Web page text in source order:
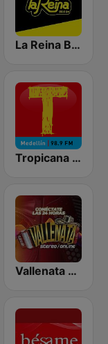
La Reina Barranquilla
Tropicana Medellín
Vallenata Stereo